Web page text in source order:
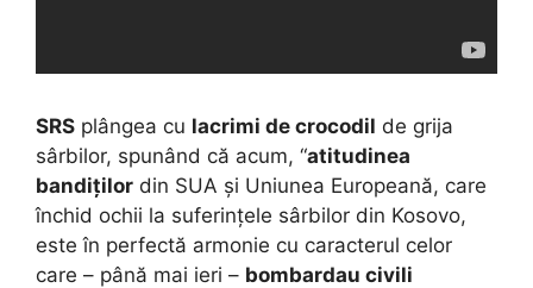
SRS plângea cu lacrimi de crocodil de grija
sârbilor, spunând că acum, “atitudinea
bandiților din SUA și Uniunea Europeană, care
închid ochii la suferințele sârbilor din Kosovo,
este în perfectă armonie cu caracterul celor
care – până mai ieri – bombardau civili